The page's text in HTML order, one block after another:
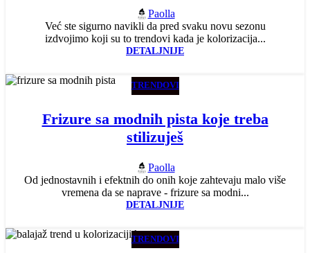
Paolla
Već ste sigurno navikli da pred svaku novu sezonu
izdvojimo koji su to trendovi kada je kolorizacija...
DETALJNIJE
TRENDOVI
Frizure sa modnih pista koje treba
stilizuješ
Paolla
Od jednostavnih i efektnih do onih koje zahtevaju malo više
vremena da se naprave - frizure sa modni...
DETALJNIJE
TRENDOVI